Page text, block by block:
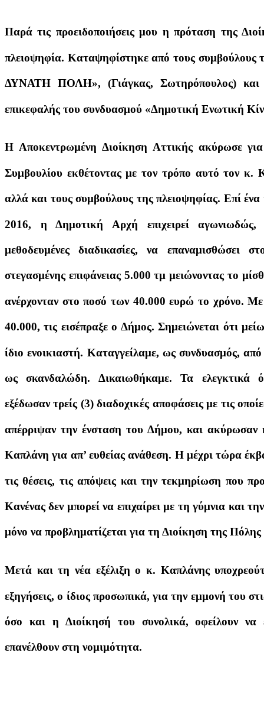
Παρά τις προειδοποιήσεις μου η πρόταση της
πλειοψηφία. Καταψηφίστηκε από τους συμβούλους
ΔΥΝΑΤΗ ΠΟΛΗ», (Γιάγκας, Σωτηρόπουλος)
επικεφαλής του συνδυασμού «Δημοτική Ενωτική
Η Αποκεντρωμένη Διοίκηση Αττικής ακύρωσε
Συμβουλίου εκθέτοντας με τον τρόπο αυτό τον κ.
αλλά και τους συμβούλους της πλειοψηφίας. Επί ένα
2016, η Δημοτική Αρχή επιχειρεί αγωνιωδώς,
μεθοδευμένες διαδικασίες, να επαναμισθώσει
στεγασμένης επιφάνειας 5.000 τμ μειώνοντας το
ανέρχονταν στο ποσό των 40.000 ευρώ το χρόνο. Με
40.000, τις εισέπραξε ο Δήμος. Σημειώνεται ότι
ίδιο ενοικιαστή. Καταγγείλαμε, ως συνδυασμός,
ως σκανδαλώδη. Δικαιωθήκαμε. Τα ελεγκτικά
εξέδωσαν τρείς (3) διαδοχικές αποφάσεις με τις
απέρριψαν την ένσταση του Δήμου, και ακύρωσαν
Καπλάνη για απ’ ευθείας ανάθεση. Η μέχρι τώρα
τις θέσεις, τις απόψεις και την τεκμηρίωση
Κανένας δεν μπορεί να επιχαίρει με τη γύμνια και
μόνο να προβληματίζεται για τη Διοίκηση της
Μετά και τη νέα εξέλιξη ο κ. Καπλάνης
εξηγήσεις, ο ίδιος προσωπικά, για την εμμονή του
όσο και η Διοίκησή του συνολικά, οφείλουν
επανέλθουν στη νομιμότητα.